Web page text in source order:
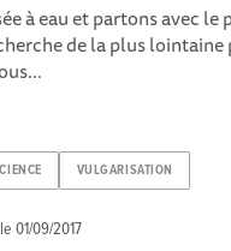
à eau et partons avec le
de la plus lointaine
VULGARISATION
le01/09/2017